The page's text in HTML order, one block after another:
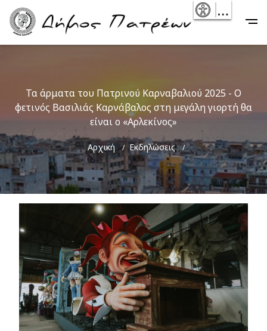
Skip
main
Main
navigation
Τα άρματα του Πατρινού Καρναβαλιού 2025 - Ο
φετινός Βασιλιάς Καρνάβαλος στη μεγάλη γιορτή θα
είναι ο «Αρλεκίνος»
Breadcrumb
Αρχική Εκδηλώσεις